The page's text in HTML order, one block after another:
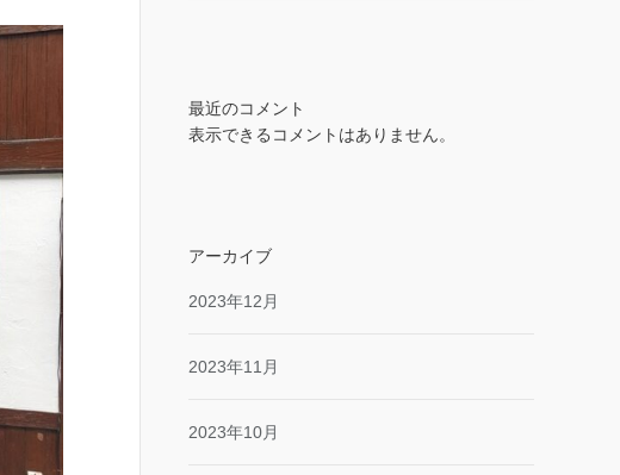
最近のコメント
表示できるコメントはありません。
アーカイブ
2023年12月
2023年11月
2023年10月